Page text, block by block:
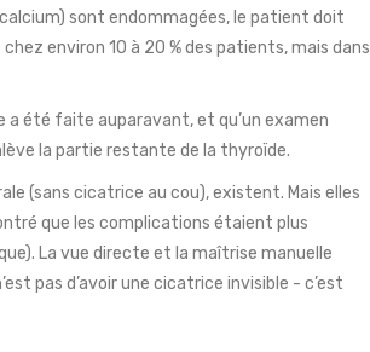
sont endommagées, le patient doit
environ 10 à 20 % des patients, mais dans
été faite auparavant, et qu’un examen
la partie restante de la thyroïde.
(sans cicatrice au cou), existent. Mais elles
que les complications étaient plus
La vue directe et la maîtrise manuelle
pas d’avoir une cicatrice invisible - c’est